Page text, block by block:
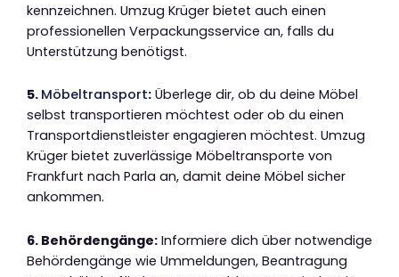
kennzeichnen. Umzug Krüger bietet auch einen
professionellen Verpackungsservice an, falls du
Unterstützung benötigst.
5. Möbeltransport: Überlege dir, ob du deine Möbel
selbst transportieren möchtest oder ob du einen
Transportdienstleister engagieren möchtest. Umzug
Krüger bietet zuverlässige Möbeltransporte von
Frankfurt nach Parla an, damit deine Möbel sicher
ankommen.
6. Behördengänge: Informiere dich über notwendige
Behördengänge wie Ummeldungen, Beantragung